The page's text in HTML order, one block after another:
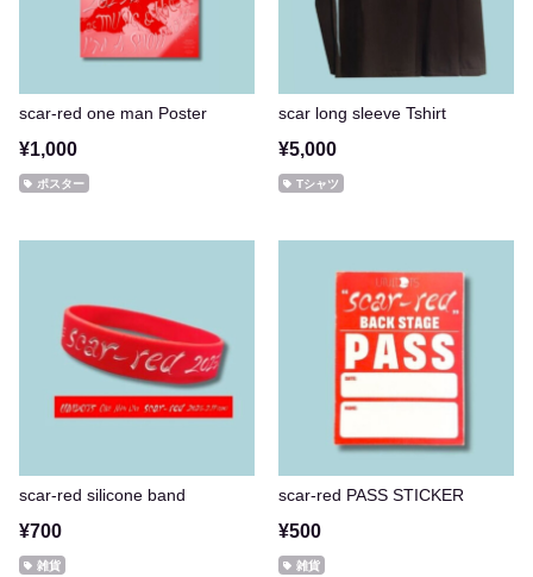
scar-red one man Poster
¥1,000
ポスター
scar long sleeve Tshirt
¥5,000
Tシャツ
scar-red silicone band
¥700
雑貨
scar-red PASS STICKER
¥500
雑貨